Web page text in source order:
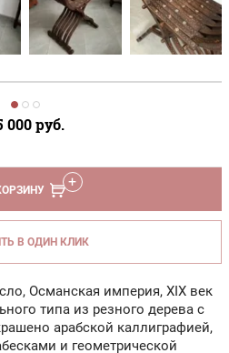
000руб.
В ОДИН КЛИК
Османская империя, XIX век
типа из резного дерева с
арабской каллиграфией,
и геометрической